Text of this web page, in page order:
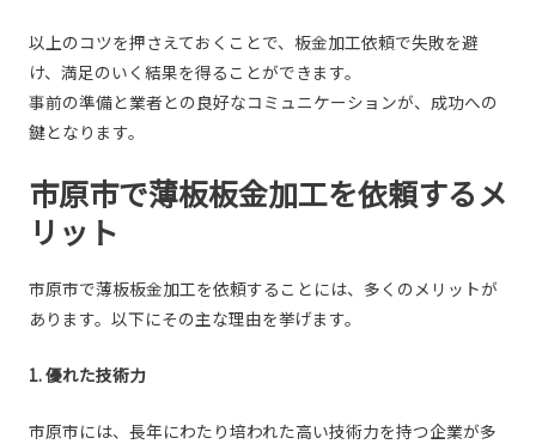
以上のコツを押さえておくことで、板金加工依頼で失敗を避
け、満足のいく結果を得ることができます。
事前の準備と業者との良好なコミュニケーションが、成功への
鍵となります。
市原市で薄板板金加工を依頼するメ
リット
市原市で薄板板金加工を依頼することには、多くのメリットが
あります。以下にその主な理由を挙げます。
1. 優れた技術力
市原市には、長年にわたり培われた高い技術力を持つ企業が多